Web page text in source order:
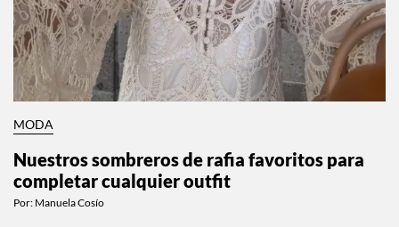
MODA
Nuestros sombreros de rafia favoritos para
completar cualquier outfit
Por: Manuela Cosío